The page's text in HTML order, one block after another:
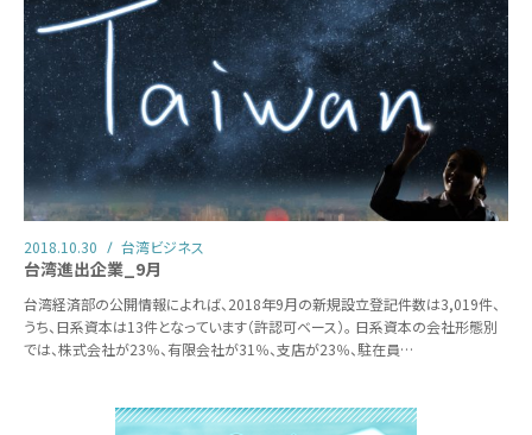
2018.10.30 台湾ビジネス
台湾進出企業_9月
台湾経済部の公開情報によれば、2018年9月の新規設立登記件数は3,019件、
うち、日系資本は13件となっています（許認可ベース）。 日系資本の会社形態別
では、株式会社が23％、有限会社が31％、支店が23％、駐在員…